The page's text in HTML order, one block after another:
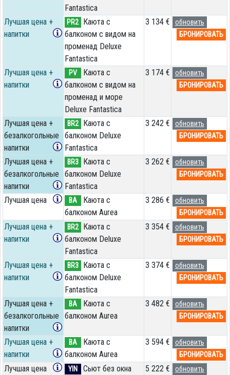
Fantastica
Лучшая цена +
напитки
PR2
Каюта с
балконом с видом на
променад Deluxe
Fantastica
3 134 €
обновить
БРОНИРОВАТЬ
Лучшая цена +
напитки
PV
Каюта с
балконом с видом на
променад и море
Deluxe Fantastica
3 174 €
обновить
БРОНИРОВАТЬ
Лучшая цена +
безалкогольные
напитки
BR2
Каюта с
балконом Deluxe
Fantastica
3 242 €
обновить
БРОНИРОВАТЬ
Лучшая цена +
безалкогольные
напитки
BR3
Каюта с
балконом Deluxe
Fantastica
3 262 €
обновить
БРОНИРОВАТЬ
Лучшая цена BA
Каюта с
балконом Aurea
3 286 €
обновить
БРОНИРОВАТЬ
Лучшая цена +
напитки
BR2
Каюта с
балконом Deluxe
Fantastica
3 354 €
обновить
БРОНИРОВАТЬ
Лучшая цена +
напитки
BR3
Каюта с
балконом Deluxe
Fantastica
3 374 €
обновить
БРОНИРОВАТЬ
Лучшая цена +
безалкогольные
напитки
BA
Каюта с
балконом Aurea
3 482 €
обновить
БРОНИРОВАТЬ
Лучшая цена +
напитки
BA
Каюта с
балконом Aurea
3 594 €
обновить
БРОНИРОВАТЬ
Лучшая цена YIN
Сьют без окна
5 222 €
обновить